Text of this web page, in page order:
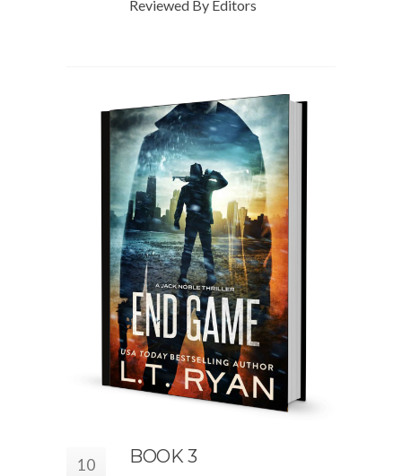
Reviewed By Editors
10 BOOK 3